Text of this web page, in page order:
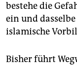
bestehe die
ein und
islamische
Bisher führt